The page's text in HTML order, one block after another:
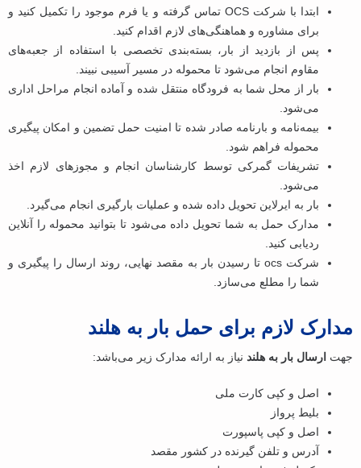
ابتدا با شرکت OCS تماس گرفته و یا فرم موجود را تکمیل کنید و
برای مشاوره و هماهنگی‌های لازم اقدام کنید.
پس از بازدید از بار، بسته‌بندی تخصصی با استفاده از جعبه‌های
مقاوم انجام می‌شود تا محموله در مسیر آسیبی نبیند.
بار از محل شما به فرودگاه منتقل شده و آماده انجام مراحل اداری
می‌شود.
بیمه‌نامه و بارنامه صادر شده تا امنیت حمل تضمین و امکان پیگیری
محموله فراهم شود.
تشریفات گمرکی توسط کارشناسان انجام و مجوزهای لازم اخذ
می‌شود.
بار به ایرلاین تحویل داده شده و عملیات بارگیری انجام می‌گیرد.
مدارک حمل به شما تحویل داده می‌شود تا بتوانید محموله را آنلاین
ردیابی کنید.
شرکت ocs تا رسیدن بار به مقصد نهایی، روند ارسال را پیگیری و
شما را مطلع می‌سازد.
مدارک لازم برای حمل بار به هلند
جهت ارسال بار به هلند نیاز به ارائه مدارک زیر می‌باشد:
اصل و کپی کارت ملی
بلیط پرواز
اصل و کپی پاسپورت
آدرس و تلفن گیرنده در کشور مقصد